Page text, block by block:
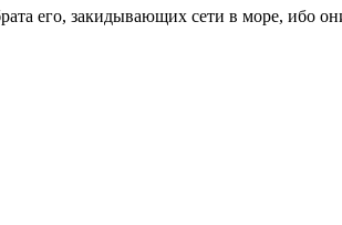
его, закидывающих сети в море, ибо